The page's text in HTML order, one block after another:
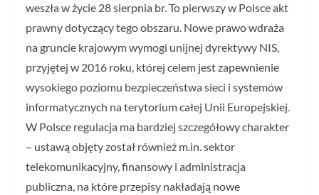
weszła w życie 28 sierpnia br. To pierwszy w Polsce akt
prawny dotyczący tego obszaru. Nowe prawo wdraża
na gruncie krajowym wymogi unijnej dyrektywy NIS,
przyjętej w 2016 roku, której celem jest zapewnienie
wysokiego poziomu bezpieczeństwa sieci i systemów
informatycznych na terytorium całej Unii Europejskiej.
W Polsce regulacja ma bardziej szczegółowy charakter
– ustawą objęty został również m.in. sektor
telekomunikacyjny, finansowy i administracja
publiczna, na które przepisy nakładają nowe